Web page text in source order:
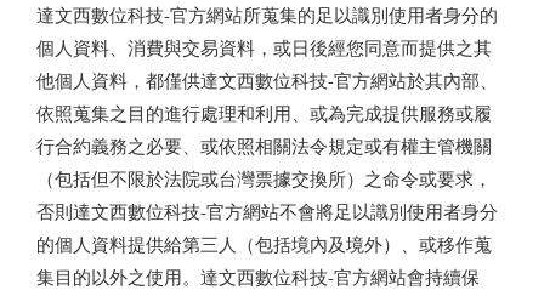
達文西數位科技-官方網站所蒐集的足以識別使用者身分的
個人資料、消費與交易資料，或日後經您同意而提供之其
他個人資料，都僅供達文西數位科技-官方網站於其內部、
依照蒐集之目的進行處理和利用、或為完成提供服務或履
行合約義務之必要、或依照相關法令規定或有權主管機關
（包括但不限於法院或台灣票據交換所）之命令或要求，
否則達文西數位科技-官方網站不會將足以識別使用者身分
的個人資料提供給第三人（包括境內及境外）、或移作蒐
集目的以外之使用。達文西數位科技-官方網站會持續保